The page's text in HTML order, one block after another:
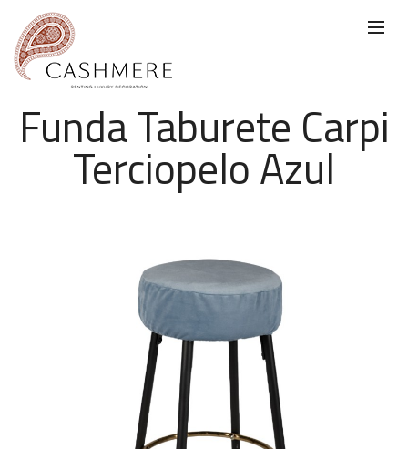
Funda Taburete Carpi
Terciopelo Azul